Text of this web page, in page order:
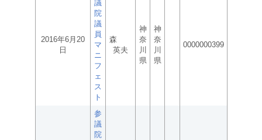
2016年6月20
日
議
院
議
員
マ
ニ
フ
ェ
ス
ト
森
英夫
神
奈
川
県
神
奈
川
県
0000000399
参
議
院